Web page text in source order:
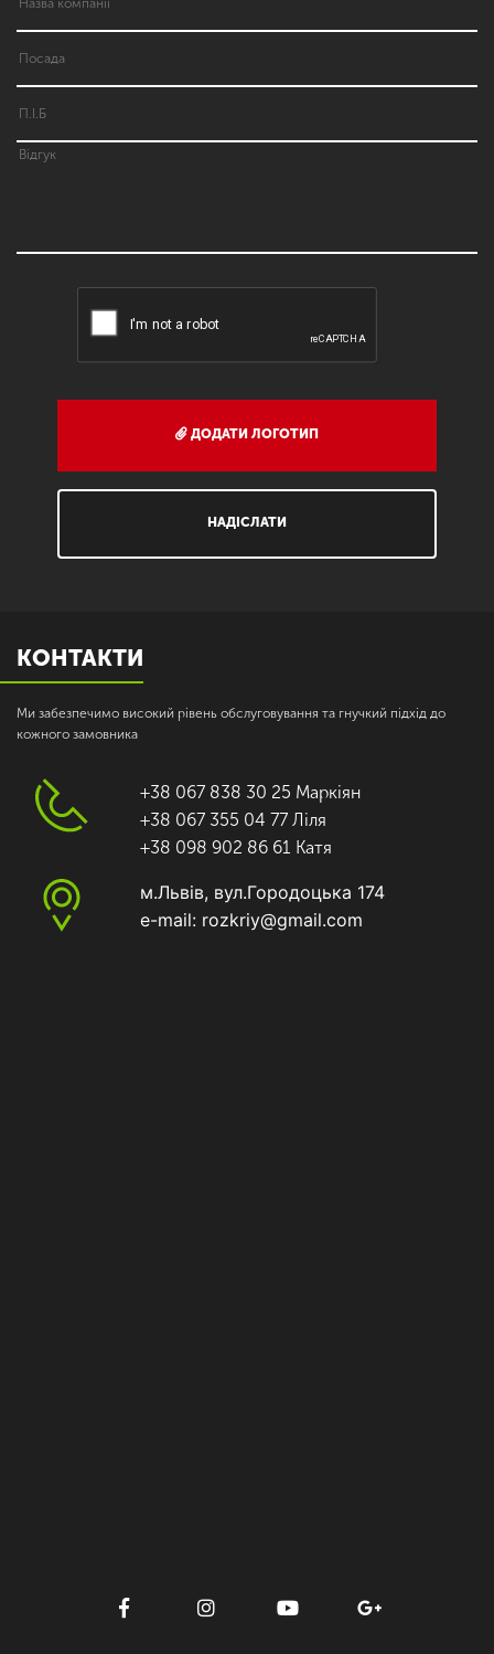
ДОДАТИ ЛОГОТИП
НАДІСЛАТИ
КОНТАКТИ
Ми забезпечимо високий рівень обслуговування та гнучкий підхід до
кожного замовника
+38 067 838 30 25 Маркіян
+38 067 355 04 77 Ліля
+38 098 902 86 61 Катя
м.Львів, вул.Городоцька 174
e-mail: rozkriy@gmail.com